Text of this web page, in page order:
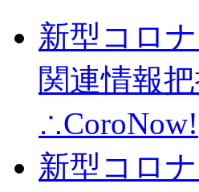
新型コロ
関連情報
∴CoroNow!
新型コロ